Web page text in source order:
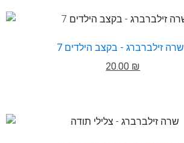
שרה זילברברג - בקצב הילדים 7
20.00 ₪